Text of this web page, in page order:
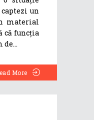
un
material
că funcția
de
More